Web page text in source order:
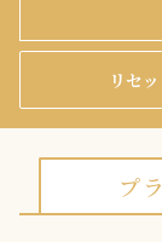
リセ
プ